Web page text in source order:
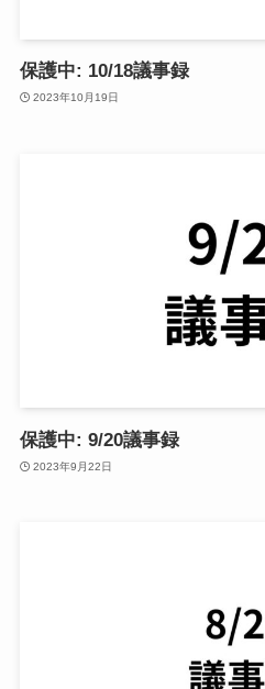
保護中: 10/18議事録
2023年10月19日
保護中: 9/20議事録
2023年9月22日